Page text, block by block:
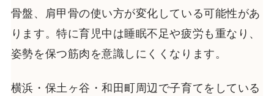
骨盤、肩甲骨の使い方が変化している可能性があ
ります。特に育児中は睡眠不足や疲労も重なり、
姿勢を保つ筋肉を意識しにくくなります。
横浜・保土ヶ谷・和田町周辺で子育てをしている